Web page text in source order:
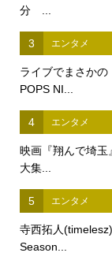
分 ...
3 エンタメ
ライブでまさか
POPS NI...
4 エンタメ
映画『翔んで埼
大集...
5 エンタメ
寺西拓人
Season...